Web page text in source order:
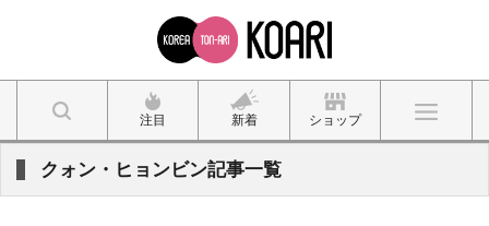
注目 新着 ショップ
クォン・ヒョンビン記事一覧